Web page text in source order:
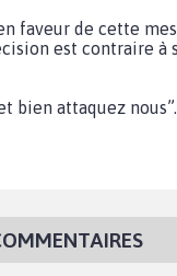
faveur de cette
est contraire à
bien attaquez